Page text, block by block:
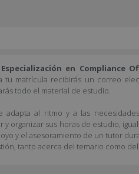
en Compliance
tu matrícula recibirás un correo
todo el material de estudio.
adapta al ritmo y a las
organizar sus horas de estudio,
y el asesoramiento de un tutor
tanto acerca del temario como